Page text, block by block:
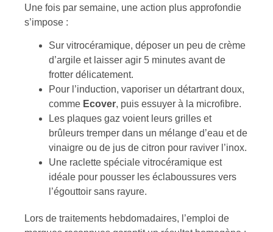
Une fois par semaine, une action plus approfondie
s’impose :
Sur vitrocéramique, déposer un peu de crème
d’argile et laisser agir 5 minutes avant de
frotter délicatement.
Pour l’induction, vaporiser un détartrant doux,
comme Ecover, puis essuyer à la microfibre.
Les plaques gaz voient leurs grilles et
brûleurs tremper dans un mélange d’eau et de
vinaigre ou de jus de citron pour raviver l’inox.
Une raclette spéciale vitrocéramique est
idéale pour pousser les éclaboussures vers
l’égouttoir sans rayure.
Lors de traitements hebdomadaires, l’emploi de